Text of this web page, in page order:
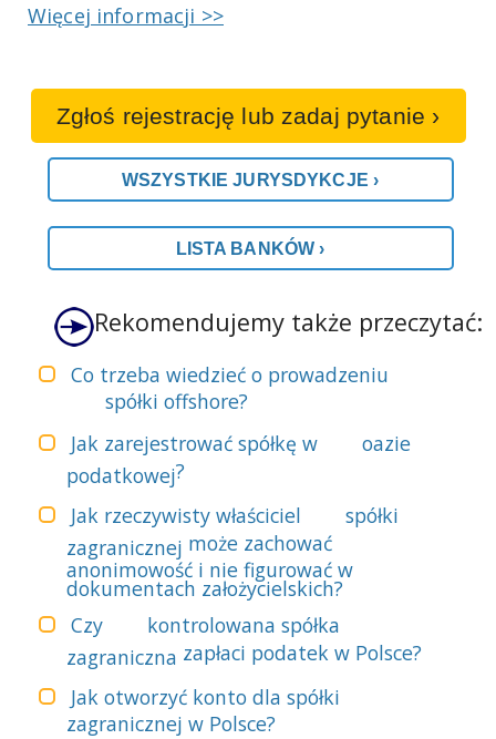
Więcej informacji >>
Zgłoś rejestrację lub zadaj pytanie ›
WSZYSTKIE JURYSDYKCJE ›
LISTA BANKÓW ›
Rekomendujemy także przeczytać:
Co trzeba wiedzieć o prowadzeniu
spółki offshore?
Jak zarejestrować spółkę w
oazie
podatkowej?
Jak rzeczywisty właściciel
spółki
zagranicznej może zachować
anonimowość i nie figurować w
dokumentach założycielskich?
Czy kontrolowana spółka
zagraniczna zapłaci podatek w Polsce?
Jak otworzyć konto dla spółki
zagranicznej w Polsce?